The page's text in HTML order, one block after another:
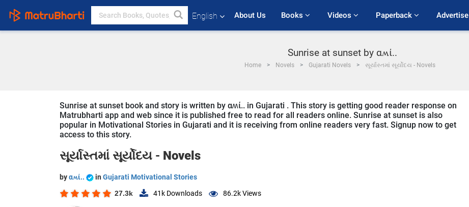
English About Us Books Videos Paperback Advertise
Sunrise at sunset by ︎︎αʍί..
Home Novels Gujarati Novels સૂર્યાસ્તમાં સૂર્યોદય - Novels
Sunrise at sunset book and story is written by ︎︎αʍί.. in Gujarati . This story is getting good reader response on
Matrubharti app and web since it is published free to read for all readers online. Sunrise at sunset is also
popular in Motivational Stories in Gujarati and it is receiving from online readers very fast. Signup now to get
access to this story.
સૂર્યાસ્તમાં સૂર્યોદય - Novels
by︎︎αʍί.. in Gujarati Motivational Stories
27.3k 41k Downloads 86.2kViews